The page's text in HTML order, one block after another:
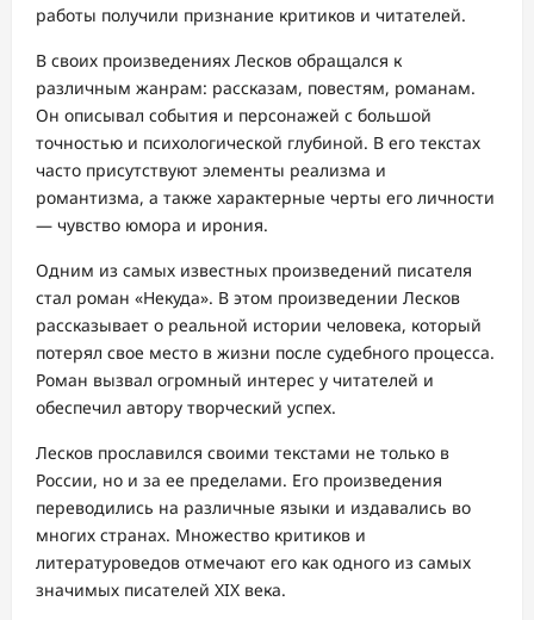
работы получили признание критиков и читателей.
В своих произведениях Лесков обращался к
различным жанрам: рассказам, повестям, романам.
Он описывал события и персонажей с большой
точностью и психологической глубиной. В его текстах
часто присутствуют элементы реализма и
романтизма, а также характерные черты его личности
— чувство юмора и ирония.
Одним из самых известных произведений писателя
стал роман «Некуда». В этом произведении Лесков
рассказывает о реальной истории человека, который
потерял свое место в жизни после судебного процесса.
Роман вызвал огромный интерес у читателей и
обеспечил автору творческий успех.
Лесков прославился своими текстами не только в
России, но и за ее пределами. Его произведения
переводились на различные языки и издавались во
многих странах. Множество критиков и
литературоведов отмечают его как одного из самых
значимых писателей XIX века.